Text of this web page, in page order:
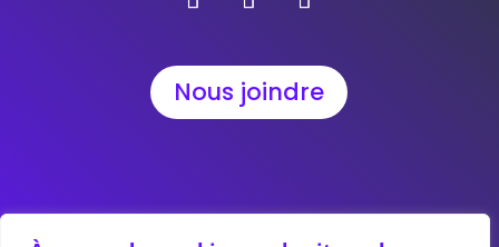
Nous joindre
Blogue